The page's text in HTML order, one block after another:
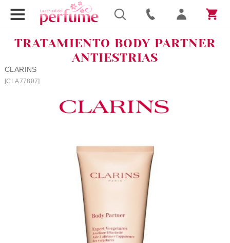
TRATAMIENTO BODY PARTNER
ANTIESTRIAS
CLARINS
[CLA77807]